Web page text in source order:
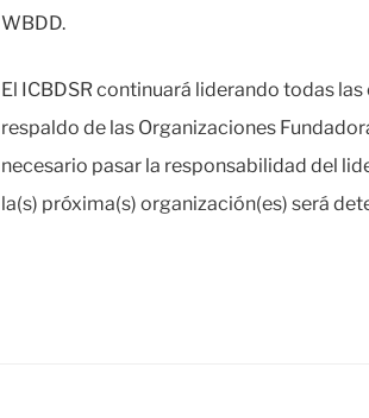
WBDD.
El ICBDSR continuará liderando todas
respaldo de las Organizaciones
necesario pasar la responsabilidad del
la(s) próxima(s) organización(es) será